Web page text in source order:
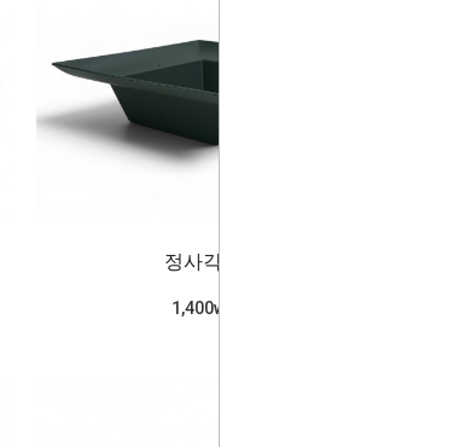
정사각(대)
1,400won